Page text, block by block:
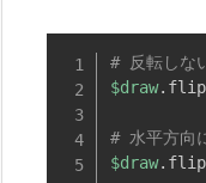
# 反転しな
$draw. flip
# 水平方向
$draw. flip